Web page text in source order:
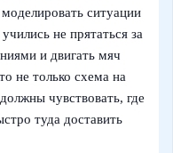
ситуации
не прятаться за
и двигать мяч
не только схема на
чувствовать, где
туда доставить